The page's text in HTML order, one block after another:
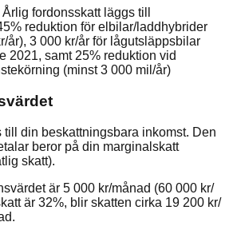
Årlig fordonsskatt läggs till
reduktion för elbilar/laddhybrider
år), 3 000 kr/år för lågutsläppsbilar
2021, samt 25% reduktion vid
(minst 3 000 mil/år)
till din beskattningsbara inkomst. Den
beror på din marginalskatt
skatt).
är 5 000 kr/månad (60 000 kr/
är 32%, blir skatten cirka 19 200 kr/